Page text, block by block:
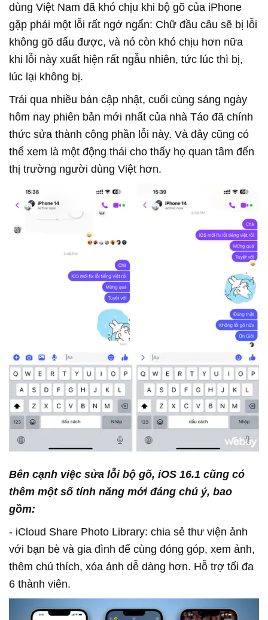
dùng Việt Nam đã khó chịu khi bộ gõ của iPhone
gặp phải một lỗi rất ngớ ngẩn: Chữ đầu câu sẽ bị lỗi
không gõ dấu được, và nó còn khó chịu hơn nữa
khi lỗi này xuất hiện rất ngẫu nhiên, tức lúc thì bị,
lúc lại không bị.
Trải qua nhiều bản cập nhật, cuối cùng sáng ngày
hôm nay phiên bản mới nhất của nhà Táo đã chính
thức sửa thành công phần lỗi này. Và đây cũng có
thể xem là một động thái cho thấy họ quan tâm đến
thị trường người dùng Việt hơn.
Bên cạnh việc sửa lỗi bộ gõ, iOS 16.1 cũng có
thêm một số tính năng mới đáng chú ý, bao
gồm:
- iCloud Share Photo Library: chia sẻ thư viện ảnh
với bạn bè và gia đình để cùng đóng góp, xem ảnh,
thêm chú thích, xóa ảnh dễ dàng hơn. Hỗ trợ tối đa
6 thành viên.